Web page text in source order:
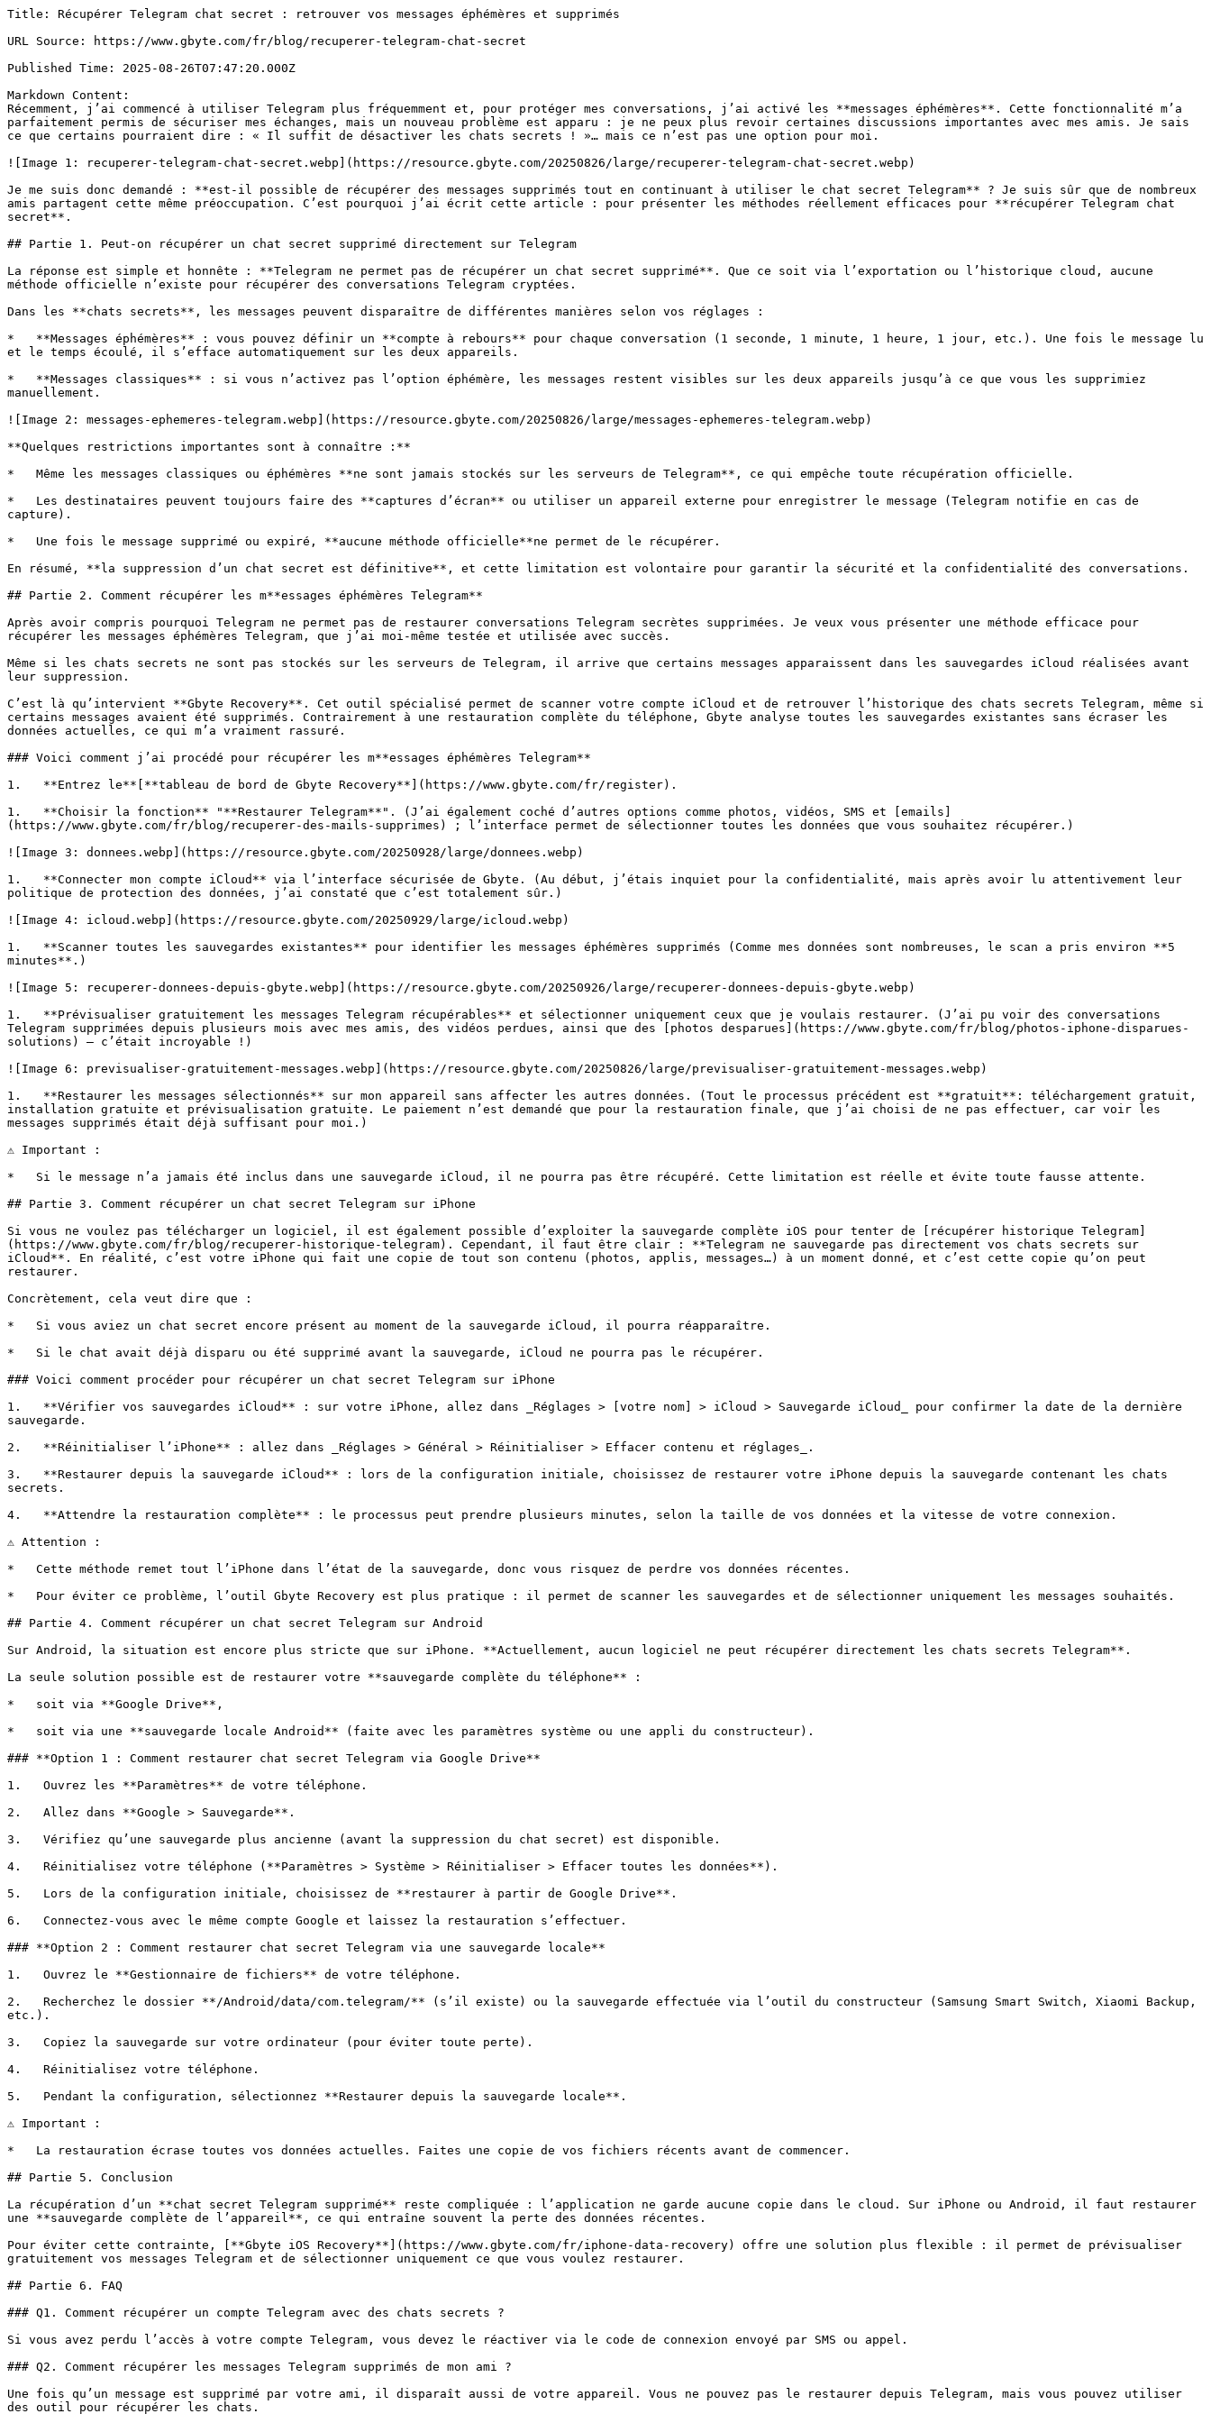
Title: Récupérer Telegram chat secret : retrouver vos messages éphémères et supprimés

URL Source: https://www.gbyte.com/fr/blog/recuperer-telegram-chat-secret

Published Time: 2025-08-26T07:47:20.000Z

Markdown Content:
Récemment, j’ai commencé à utiliser Telegram plus fréquemment et, pour protéger mes conversations, j’ai activé les **messages éphémères**. Cette fonctionnalité m’a parfaitement permis de sécuriser mes échanges, mais un nouveau problème est apparu : je ne peux plus revoir certaines discussions importantes avec mes amis. Je sais ce que certains pourraient dire : « Il suffit de désactiver les chats secrets ! »… mais ce n’est pas une option pour moi.

![Image 1: recuperer-telegram-chat-secret.webp](https://resource.gbyte.com/20250826/large/recuperer-telegram-chat-secret.webp)

Je me suis donc demandé : **est-il possible de récupérer des messages supprimés tout en continuant à utiliser le chat secret Telegram** ? Je suis sûr que de nombreux amis partagent cette même préoccupation. C’est pourquoi j’ai écrit cette article : pour présenter les méthodes réellement efficaces pour **récupérer Telegram chat secret**.

## Partie 1. Peut-on récupérer un chat secret supprimé directement sur Telegram

La réponse est simple et honnête : **Telegram ne permet pas de récupérer un chat secret supprimé**. Que ce soit via l’exportation ou l’historique cloud, aucune méthode officielle n’existe pour récupérer des conversations Telegram cryptées.

Dans les **chats secrets**, les messages peuvent disparaître de différentes manières selon vos réglages :

*   **Messages éphémères** : vous pouvez définir un **compte à rebours** pour chaque conversation (1 seconde, 1 minute, 1 heure, 1 jour, etc.). Une fois le message lu et le temps écoulé, il s’efface automatiquement sur les deux appareils.

*   **Messages classiques** : si vous n’activez pas l’option éphémère, les messages restent visibles sur les deux appareils jusqu’à ce que vous les supprimiez manuellement.

![Image 2: messages-ephemeres-telegram.webp](https://resource.gbyte.com/20250826/large/messages-ephemeres-telegram.webp)

**Quelques restrictions importantes sont à connaître :**

*   Même les messages classiques ou éphémères **ne sont jamais stockés sur les serveurs de Telegram**, ce qui empêche toute récupération officielle.

*   Les destinataires peuvent toujours faire des **captures d’écran** ou utiliser un appareil externe pour enregistrer le message (Telegram notifie en cas de capture).

*   Une fois le message supprimé ou expiré, **aucune méthode officielle**ne permet de le récupérer.

En résumé, **la suppression d’un chat secret est définitive**, et cette limitation est volontaire pour garantir la sécurité et la confidentialité des conversations.

## Partie 2. Comment récupérer les m**essages éphémères Telegram**

Après avoir compris pourquoi Telegram ne permet pas de restaurer conversations Telegram secrètes supprimées. Je veux vous présenter une méthode efficace pour récupérer les messages éphémères Telegram, que j’ai moi-même testée et utilisée avec succès.

Même si les chats secrets ne sont pas stockés sur les serveurs de Telegram, il arrive que certains messages apparaissent dans les sauvegardes iCloud réalisées avant leur suppression.

C’est là qu’intervient **Gbyte Recovery**. Cet outil spécialisé permet de scanner votre compte iCloud et de retrouver l’historique des chats secrets Telegram, même si certains messages avaient été supprimés. Contrairement à une restauration complète du téléphone, Gbyte analyse toutes les sauvegardes existantes sans écraser les données actuelles, ce qui m’a vraiment rassuré.

### Voici comment j’ai procédé pour récupérer les m**essages éphémères Telegram**

1.   **Entrez le**[**tableau de bord de Gbyte Recovery**](https://www.gbyte.com/fr/register).

1.   **Choisir la fonction** "**Restaurer Telegram**". (J’ai également coché d’autres options comme photos, vidéos, SMS et [emails](https://www.gbyte.com/fr/blog/recuperer-des-mails-supprimes) ; l’interface permet de sélectionner toutes les données que vous souhaitez récupérer.)

![Image 3: donnees.webp](https://resource.gbyte.com/20250928/large/donnees.webp)

1.   **Connecter mon compte iCloud** via l’interface sécurisée de Gbyte. (Au début, j’étais inquiet pour la confidentialité, mais après avoir lu attentivement leur politique de protection des données, j’ai constaté que c’est totalement sûr.)

![Image 4: icloud.webp](https://resource.gbyte.com/20250929/large/icloud.webp)

1.   **Scanner toutes les sauvegardes existantes** pour identifier les messages éphémères supprimés (Comme mes données sont nombreuses, le scan a pris environ **5 minutes**.)

![Image 5: recuperer-donnees-depuis-gbyte.webp](https://resource.gbyte.com/20250926/large/recuperer-donnees-depuis-gbyte.webp)

1.   **Prévisualiser gratuitement les messages Telegram récupérables** et sélectionner uniquement ceux que je voulais restaurer. (J’ai pu voir des conversations Telegram supprimées depuis plusieurs mois avec mes amis, des vidéos perdues, ainsi que des [photos desparues](https://www.gbyte.com/fr/blog/photos-iphone-disparues-solutions) — c’était incroyable !)

![Image 6: previsualiser-gratuitement-messages.webp](https://resource.gbyte.com/20250826/large/previsualiser-gratuitement-messages.webp)

1.   **Restaurer les messages sélectionnés** sur mon appareil sans affecter les autres données. (Tout le processus précédent est **gratuit**: téléchargement gratuit, installation gratuite et prévisualisation gratuite. Le paiement n’est demandé que pour la restauration finale, que j’ai choisi de ne pas effectuer, car voir les messages supprimés était déjà suffisant pour moi.)

⚠️ Important :

*   Si le message n’a jamais été inclus dans une sauvegarde iCloud, il ne pourra pas être récupéré. Cette limitation est réelle et évite toute fausse attente.

## Partie 3. Comment récupérer un chat secret Telegram sur iPhone

Si vous ne voulez pas télécharger un logiciel, il est également possible d’exploiter la sauvegarde complète iOS pour tenter de [récupérer historique Telegram](https://www.gbyte.com/fr/blog/recuperer-historique-telegram). Cependant, il faut être clair : **Telegram ne sauvegarde pas directement vos chats secrets sur iCloud**. En réalité, c’est votre iPhone qui fait une copie de tout son contenu (photos, applis, messages…) à un moment donné, et c’est cette copie qu’on peut restaurer.

Concrètement, cela veut dire que :

*   Si vous aviez un chat secret encore présent au moment de la sauvegarde iCloud, il pourra réapparaître.

*   Si le chat avait déjà disparu ou été supprimé avant la sauvegarde, iCloud ne pourra pas le récupérer.

### Voici comment procéder pour récupérer un chat secret Telegram sur iPhone

1.   **Vérifier vos sauvegardes iCloud** : sur votre iPhone, allez dans _Réglages > [votre nom] > iCloud > Sauvegarde iCloud_ pour confirmer la date de la dernière sauvegarde.

2.   **Réinitialiser l’iPhone** : allez dans _Réglages > Général > Réinitialiser > Effacer contenu et réglages_.

3.   **Restaurer depuis la sauvegarde iCloud** : lors de la configuration initiale, choisissez de restaurer votre iPhone depuis la sauvegarde contenant les chats secrets.

4.   **Attendre la restauration complète** : le processus peut prendre plusieurs minutes, selon la taille de vos données et la vitesse de votre connexion.

⚠️ Attention :

*   Cette méthode remet tout l’iPhone dans l’état de la sauvegarde, donc vous risquez de perdre vos données récentes.

*   Pour éviter ce problème, l’outil Gbyte Recovery est plus pratique : il permet de scanner les sauvegardes et de sélectionner uniquement les messages souhaités.

## Partie 4. Comment récupérer un chat secret Telegram sur Android

Sur Android, la situation est encore plus stricte que sur iPhone. **Actuellement, aucun logiciel ne peut récupérer directement les chats secrets Telegram**.

La seule solution possible est de restaurer votre **sauvegarde complète du téléphone** :

*   soit via **Google Drive**,

*   soit via une **sauvegarde locale Android** (faite avec les paramètres système ou une appli du constructeur).

### **Option 1 : Comment restaurer chat secret Telegram via Google Drive**

1.   Ouvrez les **Paramètres** de votre téléphone.

2.   Allez dans **Google > Sauvegarde**.

3.   Vérifiez qu’une sauvegarde plus ancienne (avant la suppression du chat secret) est disponible.

4.   Réinitialisez votre téléphone (**Paramètres > Système > Réinitialiser > Effacer toutes les données**).

5.   Lors de la configuration initiale, choisissez de **restaurer à partir de Google Drive**.

6.   Connectez-vous avec le même compte Google et laissez la restauration s’effectuer.

### **Option 2 : Comment restaurer chat secret Telegram via une sauvegarde locale**

1.   Ouvrez le **Gestionnaire de fichiers** de votre téléphone.

2.   Recherchez le dossier **/Android/data/com.telegram/** (s’il existe) ou la sauvegarde effectuée via l’outil du constructeur (Samsung Smart Switch, Xiaomi Backup, etc.).

3.   Copiez la sauvegarde sur votre ordinateur (pour éviter toute perte).

4.   Réinitialisez votre téléphone.

5.   Pendant la configuration, sélectionnez **Restaurer depuis la sauvegarde locale**.

⚠️ Important :

*   La restauration écrase toutes vos données actuelles. Faites une copie de vos fichiers récents avant de commencer.

## Partie 5. Conclusion

La récupération d’un **chat secret Telegram supprimé** reste compliquée : l’application ne garde aucune copie dans le cloud. Sur iPhone ou Android, il faut restaurer une **sauvegarde complète de l’appareil**, ce qui entraîne souvent la perte des données récentes.

Pour éviter cette contrainte, [**Gbyte iOS Recovery**](https://www.gbyte.com/fr/iphone-data-recovery) offre une solution plus flexible : il permet de prévisualiser gratuitement vos messages Telegram et de sélectionner uniquement ce que vous voulez restaurer.

## Partie 6. FAQ

### Q1. Comment récupérer un compte Telegram avec des chats secrets ?

Si vous avez perdu l’a